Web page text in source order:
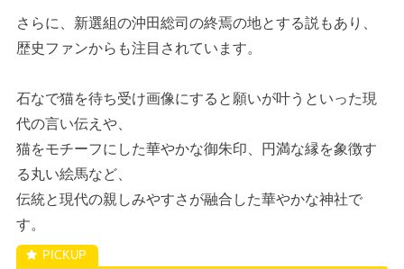
さらに、新選組の沖田総司の終焉の地とする説もあり、
歴史ファンからも注目されています。
石なで猫を待ち受け画像にすると願いが叶うといった現
代の言い伝えや、
猫をモチーフにした華やかな御朱印、円満な縁を象徴す
る丸い絵馬など、
伝統と現代の親しみやすさが融合した華やかな神社で
す。